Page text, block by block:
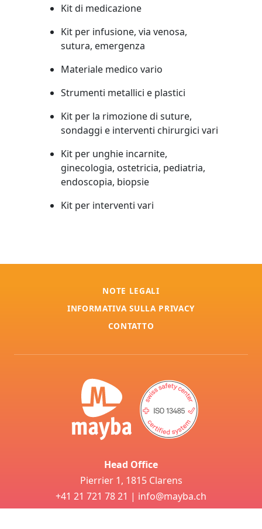
Kit di medicazione
Kit per infusione, via venosa,
sutura, emergenza
Materiale medico vario
Strumenti metallici e plastici
Kit per la rimozione di suture,
sondaggi e interventi chirurgici vari
Kit per unghie incarnite,
ginecologia, ostetricia, pediatria,
endoscopia, biopsie
Kit per interventi vari
NOTE LEGALI
INFORMATIVA SULLA PRIVACY
CONTATTO
Head Office
Pierrier 1, 1815 Clarens
+41 21 721 78 21 | info@mayba.ch